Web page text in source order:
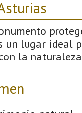
un lugar ideal
la